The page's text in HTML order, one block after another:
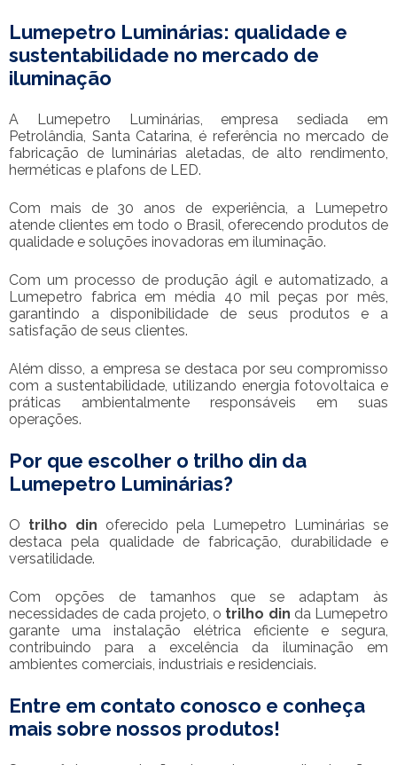
Lumepetro Luminárias: qualidade e
sustentabilidade no mercado de
iluminação
A Lumepetro Luminárias, empresa sediada em
Petrolândia, Santa Catarina, é referência no mercado de
fabricação de luminárias aletadas, de alto rendimento,
herméticas e plafons de LED.
Com mais de 30 anos de experiência, a Lumepetro
atende clientes em todo o Brasil, oferecendo produtos de
qualidade e soluções inovadoras em iluminação.
Com um processo de produção ágil e automatizado, a
Lumepetro fabrica em média 40 mil peças por mês,
garantindo a disponibilidade de seus produtos e a
satisfação de seus clientes.
Além disso, a empresa se destaca por seu compromisso
com a sustentabilidade, utilizando energia fotovoltaica e
práticas ambientalmente responsáveis em suas
operações.
Por que escolher o trilho din da
Lumepetro Luminárias?
O trilho din oferecido pela Lumepetro Luminárias se
destaca pela qualidade de fabricação, durabilidade e
versatilidade.
Com opções de tamanhos que se adaptam às
necessidades de cada projeto, o trilho din da Lumepetro
garante uma instalação elétrica eficiente e segura,
contribuindo para a excelência da iluminação em
ambientes comerciais, industriais e residenciais.
Entre em contato conosco e conheça
mais sobre nossos produtos!